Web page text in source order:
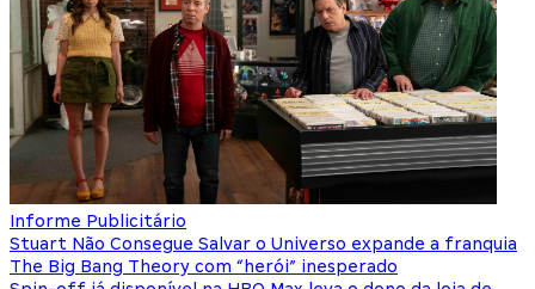
Informe Publicitário
Stuart Não Consegue Salvar o Universo expande a franquia
The Big Bang Theory com “herói” inesperado